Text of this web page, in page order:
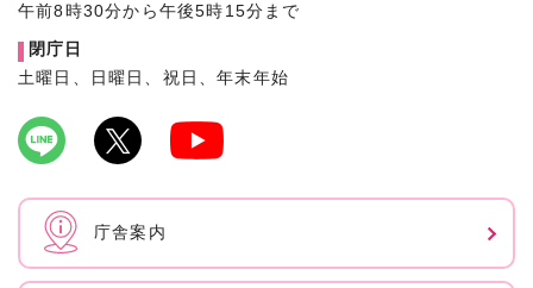
午前8時30分から午後5時15分まで
閉庁日
土曜日、日曜日、祝日、年末年始
庁舎案内